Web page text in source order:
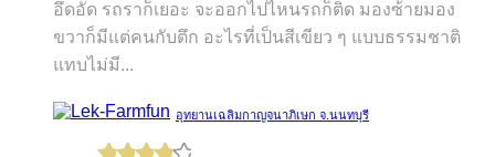
อึดอัด รถราก็เยอะ จะออกไปไหนรถก็ติด มองซ้ายมอง
ขวาก็มีแต่คนกับตึก อะไรที่เป็นสีเขียว ๆ แบบธรรมชาติ
แทบไม่มี...
อุทยานเฉลิมกาญจนาภิเษก จ.นนทบุรี